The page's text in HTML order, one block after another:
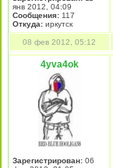
янв 2012, 04:09
Сообщения: 117
Откуда: иркутск
08 фев 2012, 05:12
4yva4ok
Зарегистрирован: 06